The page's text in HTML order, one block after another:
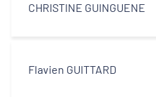
CHRISTINE GUINGUENE
Flavien GUITTARD